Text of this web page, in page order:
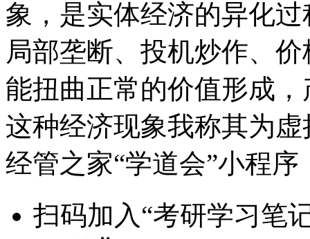
象，是实体经济的异化过
局部垄断、投机炒作、
能扭曲正常的价值形成
这种经济现象我称其为
经管之家“学道会”小程序
扫码加入“考研学习笔